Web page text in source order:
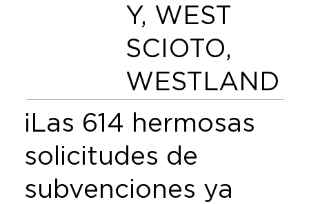
Y, WEST
SCIOTO,
WESTLAND
¡Las 614 hermosas
solicitudes de
subvenciones ya